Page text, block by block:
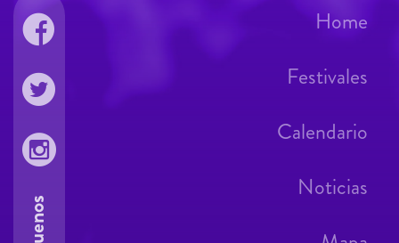
Home
Festivales
Calendario
Noticias